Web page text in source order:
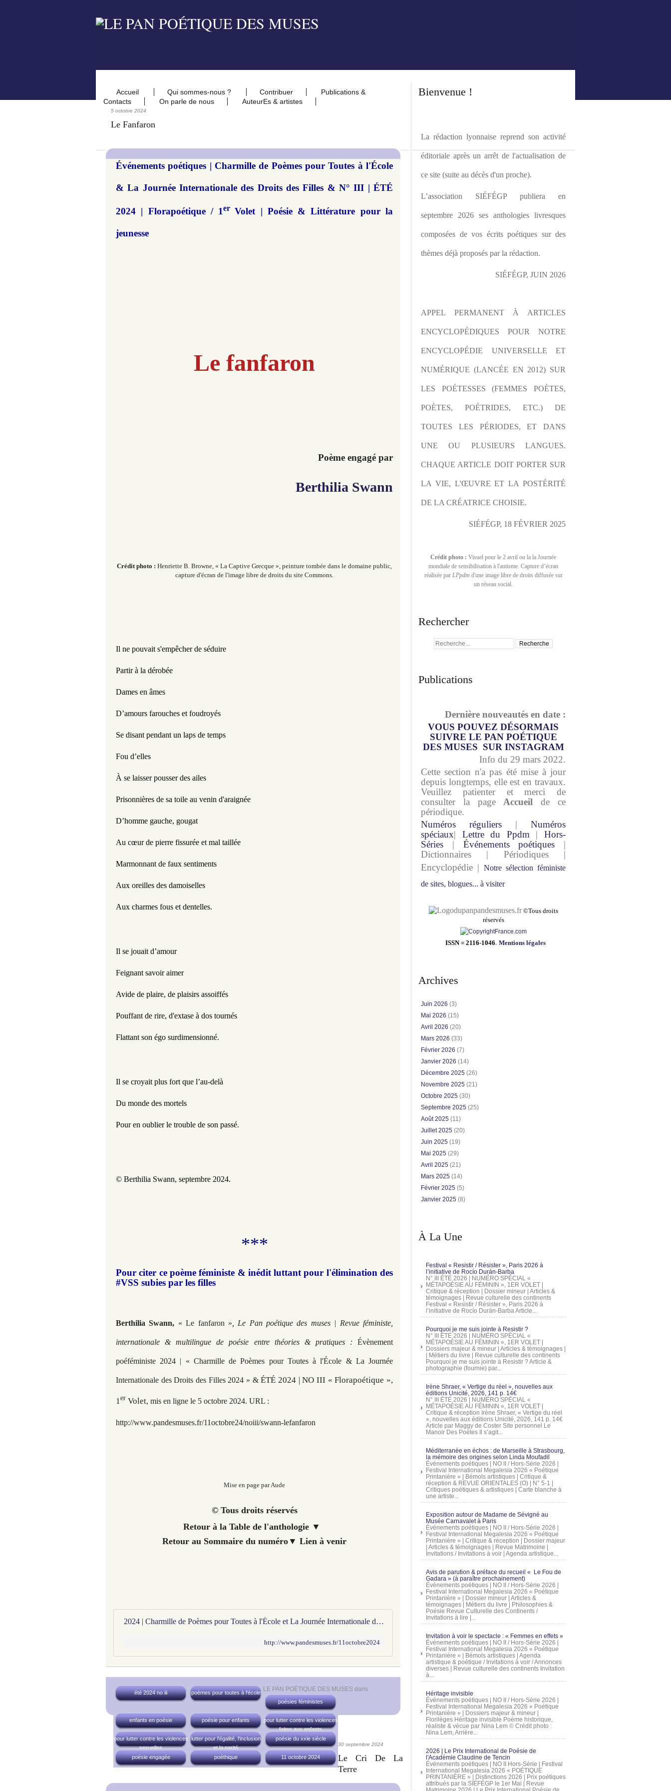
Accueil Qui sommes-nous ? Contribuer
Publications &
Contacts
On parle de nous AuteurEs & artistes
5 octobre 2024
Le Fanfaron
Événements poétiques | Charmille de Poèmes pour Toutes à l'École
& La Journée Internationale des Droits des Filles & N° III | ÉTÉ
2024 | Florapoétique / 1erVolet | Poésie & Littérature pour la
jeunesse
Le fanfaron
Poème engagé par
Berthilia Swann
Crédit photo : Henriette B. Browne, « La Captive Grecque », peinture tombée dans le domaine public,
capture d'écran de l'image libre de droits du site Commons.
Il ne pouvait s'empêcher de séduire
Partir à la dérobée
Dames en âmes
D’amours farouches et foudroyés
Se disant pendant un laps de temps
Fou d’elles
À se laisser pousser des ailes
Prisonnières de sa toile au venin d'araignée
D’homme gauche, gougat
Au cœur de pierre fissurée et mal taillée
Marmonnant de faux sentiments
Aux oreilles des damoiselles
Aux charmes fous et dentelles.
Il se jouait d’amour
Feignant savoir aimer
Avide de plaire, de plaisirs assoiffés
Pouffant de rire, d'extase à dos tournés
Flattant son égo surdimensionné.
Il se croyait plus fort que l’au-delà
Du monde des mortels
Pour en oublier le trouble de son passé.
© Berthilia Swann, septembre 2024.
***
Pour citer ce poème féministe & inédit luttant pour l'élimination des
#VSS subies par les filles ​​​​​
Berthilia Swann, « Le fanfaron » Le Pan poétique des muses | Revue féministe,
internationale & multilingue de poésie entre théories & pratiques : Évènement
poéféministe 2024 | « Charmille de Poèmes pour Toutes à l'École & La Journée
Internationale des Droits des Filles 2024 » &ÉTÉ 2024 | NO III « Florapoétique »,
1er Volet, mis en ligne le 5 octobre 2024. URL :
http://www.pandesmuses.fr/11octobre24/noiii/swann-lefanfaron
Mise en page par Aude
© Tous droits réservés
Retour à la Table de l'anthologie ▼
Retour au Sommaire du numéro▼ Lien à venir
2024 | Charmille de Poèmes pour Toutes à l'École et La Journée Internationale des Droits des Filles - LE PAN POÉTIQUE DES MUSES
http://www.pandesmuses.fr/11octobre2024
LE PAN POÉTIQUE DES MUSES dans
été 2024 no iii
poèmes pour toutes à l'école
poésies féministes
enfants en poésie poésie pour enfants
pour lutter contre les violences
faites aux enfants
pour lutter contre les violences
sexuelles
lutter pour l'égalité, l'inclusion
et la parité
poésie du xxie siècle
poésie engagée poéthique 11 octobre 2024
30 septembre 2024
Le Cri De La
Terre
Bienvenue !
La rédaction lyonnaise reprend son activité
éditoriale après un arrêt de l'actualisation de
ce site (suite au décès d'un proche).
L’association SIÉFÉGP publiera en
septembre 2026 ses anthologies livresques
composées de vos écrits poétiques sur des
thèmes déjà proposés par la rédaction.
SIÉFÉGP, JUIN 2026
APPEL PERMANENT À ARTICLES
ENCYCLOPÉDIQUES POUR NOTRE
ENCYCLOPÉDIE UNIVERSELLE ET
NUMÉRIQUE (LANCÉE EN 2012) SUR
LES POÉTESSES (FEMMES POÈTES,
POÈTES, POÉTRIDES, ETC.) DE
TOUTES LES PÉRIODES, ET DANS
UNE OU PLUSIEURS LANGUES.
CHAQUE ARTICLE DOIT PORTER SUR
LA VIE, L'ŒUVRE ET LA POSTÉRITÉ
DE LA CRÉATRICE CHOISIE.
SIÉFÉGP, 18 FÉVRIER 2025
Crédit photo : Visuel pour le 2 avril ou la la Journée
mondiale de sensibilisation à l'autisme. Capture d’écran
réalisée par LPpdm d'une image libre de droits diffusée sur
un réseau social.
Rechercher
Publications
Dernière nouveautés en date :
VOUS POUVEZ DÉSORMAIS
SUIVRE LE PAN POÉTIQUE
DES MUSES SUR INSTAGRAM
Info du 29 mars 2022.
Cette section n'a pas été mise à jour
depuis longtemps, elle est en travaux.
Veuillez patienter et merci de
consulter la page Accueil de ce
périodique.
Numéros réguliers | Numéros
spéciaux| Lettre du Ppdm |Hors-
Séries | Événements poétiques |
Dictionnaires | Périodiques |
Encyclopédie | Notre sélection féministe
de sites, blogues... à visiter
pandesmuses.fr ©Tous droits
réservés
ISSN = 2116-1046. Mentions légales
Archives
Juin 2026 (3)
Mai 2026 (15)
Avril 2026 (20)
Mars 2026 (33)
Février 2026 (7)
Janvier 2026 (14)
Décembre 2025 (26)
Novembre 2025 (21)
Octobre 2025 (30)
Septembre 2025 (25)
Août 2025 (11)
Juillet 2025 (20)
Juin 2025 (19)
Mai 2025 (29)
Avril 2025 (21)
Mars 2025 (14)
Février 2025 (5)
Janvier 2025 (8)
À La Une
Festival « Resistir / Résister », Paris 2026 à
l’initiative de Rocío Durán-Barba
N° III ÉTÉ 2026 | NUMÉRO SPÉCIAL «
MÉTAPOÉSIE AU FÉMININ », 1ER VOLET |
Critique & réception | Dossier mineur | Articles &
témoignages | Revue culturelle des continents
Festival « Resistir / Résister », Paris 2026 à
l’initiative de Rocío Durán-Barba Article...
Pourquoi je me suis jointe à Resistir ?
N° III ÉTÉ 2026 | NUMÉRO SPÉCIAL «
MÉTAPOÉSIE AU FÉMININ », 1ER VOLET |
Dossiers majeur & mineur | Articles & témoignages |
| Métiers du livre | Revue culturelle des continents
Pourquoi je me suis jointe à Resistir ? Article &
photographie (fournie) par...
Irène Shraer, « Vertige du réel », nouvelles aux
éditions Unicité, 2026, 141 p. 14€
N° III ÉTÉ 2026 | NUMÉRO SPÉCIAL «
MÉTAPOÉSIE AU FÉMININ », 1ER VOLET |
Critique & réception Irène Shraer, « Vertige du réel
», nouvelles aux éditions Unicité, 2026, 141 p. 14€
Article par Maggy de Coster Site personnel Le
Manoir Des Poètes Il s’agit...
Méditerranée en échos : de Marseille à Strasbourg,
la mémoire des origines selon Linda Moufadil
Événements poétiques | NO II / Hors-Série 2026 |
Festival International Megalesia 2026 « Poétique
Printanière » | Bémols artistiques | Critique &
réception & REVUE ORIENTALES (O) | N° 5-1 |
Critiques poétiques & artistiques | Carte blanche à
une artiste...
Exposition autour de Madame de Sévigné au
Musée Carnavalet à Paris
Événements poétiques | NO II / Hors-Série 2026 |
Festival International Megalesia 2026 « Poétique
Printanière » | Critique & réception | Dossier majeur
| Articles & témoignages | Revue Matrimoine |
Invitations / Invitations à voir | Agenda artistique...
Avis de parution & préface du recueil « Le Fou de
Gadara » (à paraître prochainement)
Événements poétiques | NO II / Hors-Série 2026 |
Festival International Megalesia 2026 « Poétique
Printanière » | Dossier mineur | Articles &
témoignages | Métiers du livre | Philosophies &
Poésie Revue Culturelle des Continents /
Invitations à lire |...
Invitation à voir le spectacle : « Femmes en effets »
Événements poétiques | NO II / Hors-Série 2026 |
Festival International Megalesia 2026 « Poétique
Printanière » | Bémols artistiques | Agenda
artistique & poétique / Invitations à voir / Annonces
diverses | Revue culturelle des continents Invitation
à...
Héritage invisible
Événements poétiques | NO II / Hors-Série 2026 |
Festival International Megalesia 2026 « Poétique
Printanière » | Dossiers majeur & mineur |
Florilèges Héritage invisible Poème historique,
réaliste & vécue par Nina Lem © Crédit photo :
Nina Lem, Arrière...
2026 | Le Prix International de Poésie de
l'Académie Claudine de Tencin
Événements poétiques | NO II Hors-Série | Festival
International Megalesia 2026 « POÉTIQUE
PRINTANIÈRE » | Distinctions 2026 | Prix poétiques
attribués par la SIÉFÉGP le 1er Mai | Revue